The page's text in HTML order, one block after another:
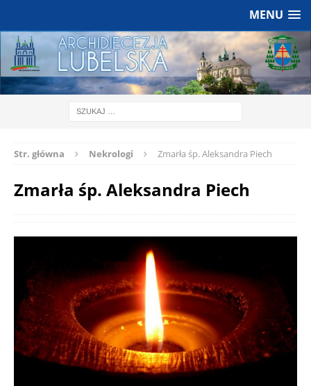
MENU
Str. główna Nekrologi Zmarła śp. Aleksandra Piech
Zmarła śp. Aleksandra Piech